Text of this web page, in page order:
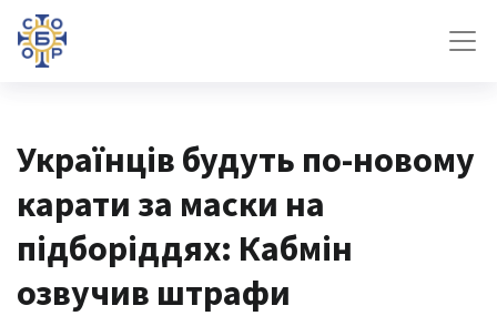
Українців будуть по-новому
карати за маски на
підборіддях: Кабмін
озвучив штрафи